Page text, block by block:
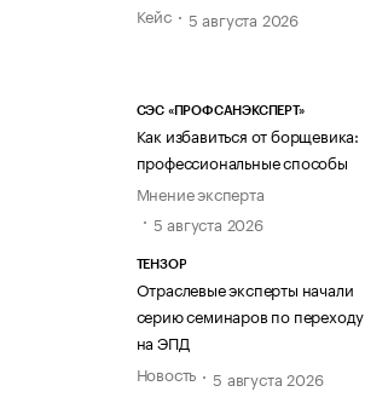
Кейс
5 августа 2026
СЭС «ПРОФСАНЭКСПЕРТ»
Как избавиться от борщевика:
профессиональные способы
Мнение эксперта
5 августа 2026
ТЕНЗОР
Отраслевые эксперты начали
серию семинаров по переходу
на ЭПД
Новость
5 августа 2026